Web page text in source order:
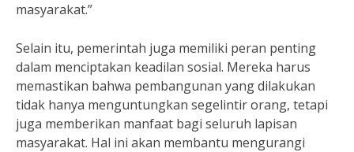
masyarakat.”
Selain itu, pemerintah juga memiliki peran penting
dalam menciptakan keadilan sosial. Mereka harus
memastikan bahwa pembangunan yang dilakukan
tidak hanya menguntungkan segelintir orang, tetapi
juga memberikan manfaat bagi seluruh lapisan
masyarakat. Hal ini akan membantu mengurangi